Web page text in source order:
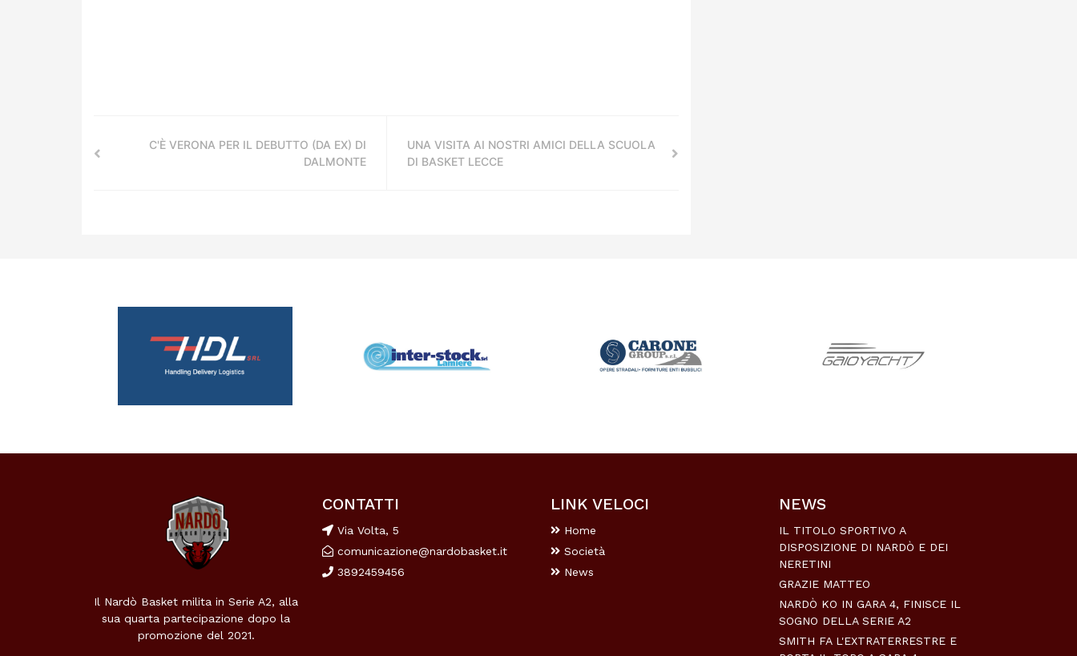
C'È VERONA PER IL DEBUTTO (DA EX) DI
DALMONTE
UNA VISITA AI NOSTRI AMICI DELLA SCUOLA
DI BASKET LECCE
Il Nardò Basket milita in Serie A2, alla
sua quarta partecipazione dopo la
promozione del 2021.
CONTATTI
Via Volta, 5
comunicazione@nardobasket.it
3892459456
LINK VELOCI
Home
Società
News
NEWS
IL TITOLO SPORTIVO A
DISPOSIZIONE DI NARDÒ E DEI
NERETINI
GRAZIE MATTEO
NARDÒ KO IN GARA 4, FINISCE IL
SOGNO DELLA SERIE A2
SMITH FA L'EXTRATERRESTRE E